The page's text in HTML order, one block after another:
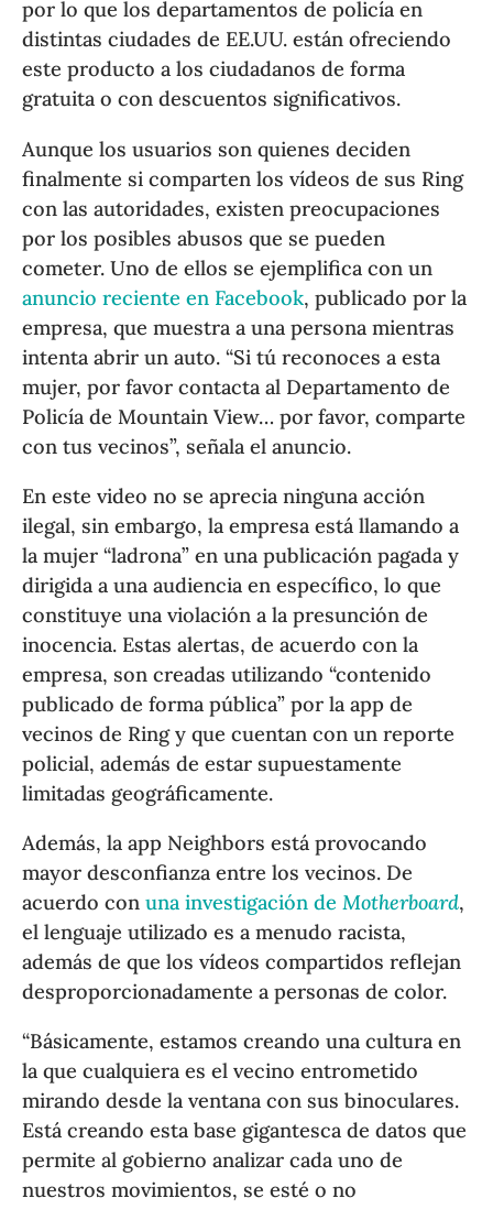
por lo que los departamentos de policía en
distintas ciudades de EE.UU. están ofreciendo
este producto a los ciudadanos de forma
gratuita o con descuentos significativos.
Aunque los usuarios son quienes deciden
finalmente si comparten los vídeos de sus Ring
con las autoridades, existen preocupaciones
por los posibles abusos que se pueden
cometer. Uno de ellos se ejemplifica con un
anuncio reciente en Facebook, publicado por la
empresa, que muestra a una persona mientras
intenta abrir un auto. “Si tú reconoces a esta
mujer, por favor contacta al Departamento de
Policía de Mountain View… por favor, comparte
con tus vecinos”, señala el anuncio.
En este video no se aprecia ninguna acción
ilegal, sin embargo, la empresa está llamando a
la mujer “ladrona” en una publicación pagada y
dirigida a una audiencia en específico, lo que
constituye una violación a la presunción de
inocencia. Estas alertas, de acuerdo con la
empresa, son creadas utilizando “contenido
publicado de forma pública” por la app de
vecinos de Ring y que cuentan con un reporte
policial, además de estar supuestamente
limitadas geográficamente.
Además, la app Neighbors está provocando
mayor desconfianza entre los vecinos. De
acuerdo conuna investigación deMotherboard,
el lenguaje utilizado es a menudo racista,
además de que los vídeos compartidos reflejan
desproporcionadamente a personas de color.
“Básicamente, estamos creando una cultura en
la que cualquiera es el vecino entrometido
mirando desde la ventana con sus binoculares.
Está creando esta base gigantesca de datos que
permite al gobierno analizar cada uno de
nuestros movimientos, se esté o no